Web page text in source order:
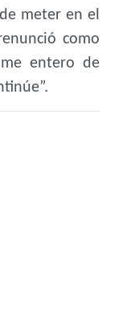
meter en el
como
entero de